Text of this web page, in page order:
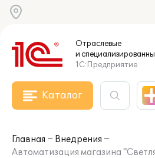
Отраслевые
и
1С:Предприятие
Каталог
Главная
Внедрения
Автоматизация магазина